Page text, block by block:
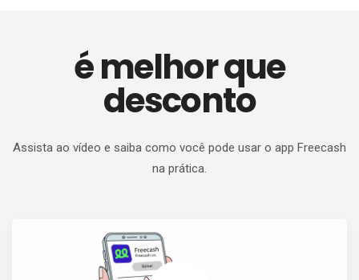
é melhor que
desconto
Assista ao vídeo e saiba como você pode usar o app Freecash
na prática.